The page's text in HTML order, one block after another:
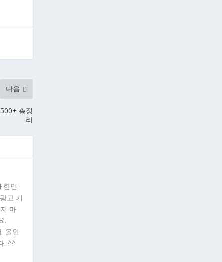
다음
총정
리
한민
고 기
마
.
올인
. ^^